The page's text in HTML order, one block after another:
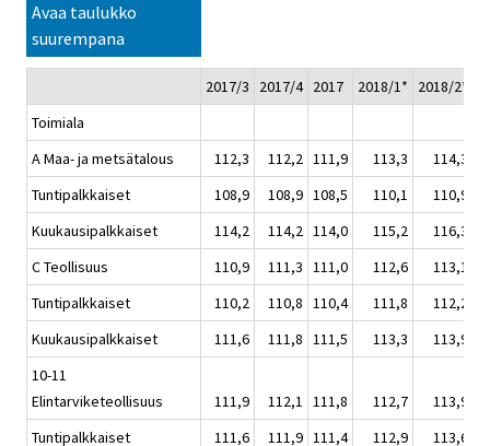
Avaa taulukko
suurempana
2017/3 2017/4 2017 2018/1* 2018/2*
Toimiala
A Maa- ja metsätalous
112,3 112,2 111,9 113,3
114,3
Tuntipalkkaiset
108,9 108,9 108,5 110,1
110,9
Kuukausipalkkaiset
114,2 114,2 114,0 115,2
116,3
C Teollisuus
110,9 111,3 111,0 112,6
113,1
Tuntipalkkaiset
110,2 110,8 110,4 111,8
112,2
Kuukausipalkkaiset
111,6 111,8 111,5 113,3
113,9
10-11
Elintarviketeollisuus
111,9 112,1 111,8 112,7
113,9
Tuntipalkkaiset
111,6 111,9 111,4 112,9
113,6